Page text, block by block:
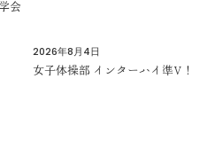
会
2026年8月4日
女子体操部 インターハイ準V！